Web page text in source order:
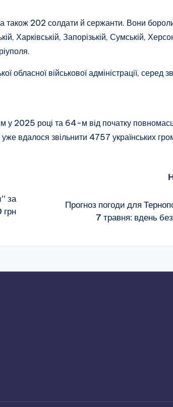
також 202 солдати й сержанти. Вони
Харківській, Запорізькій, Сумській,
обласної військової адміністрації, серед
у 2025 році та 64-м від початку
вдалося звільнити 4757 українських
за
грн
Прогноз погоди для
7 травня: вдень